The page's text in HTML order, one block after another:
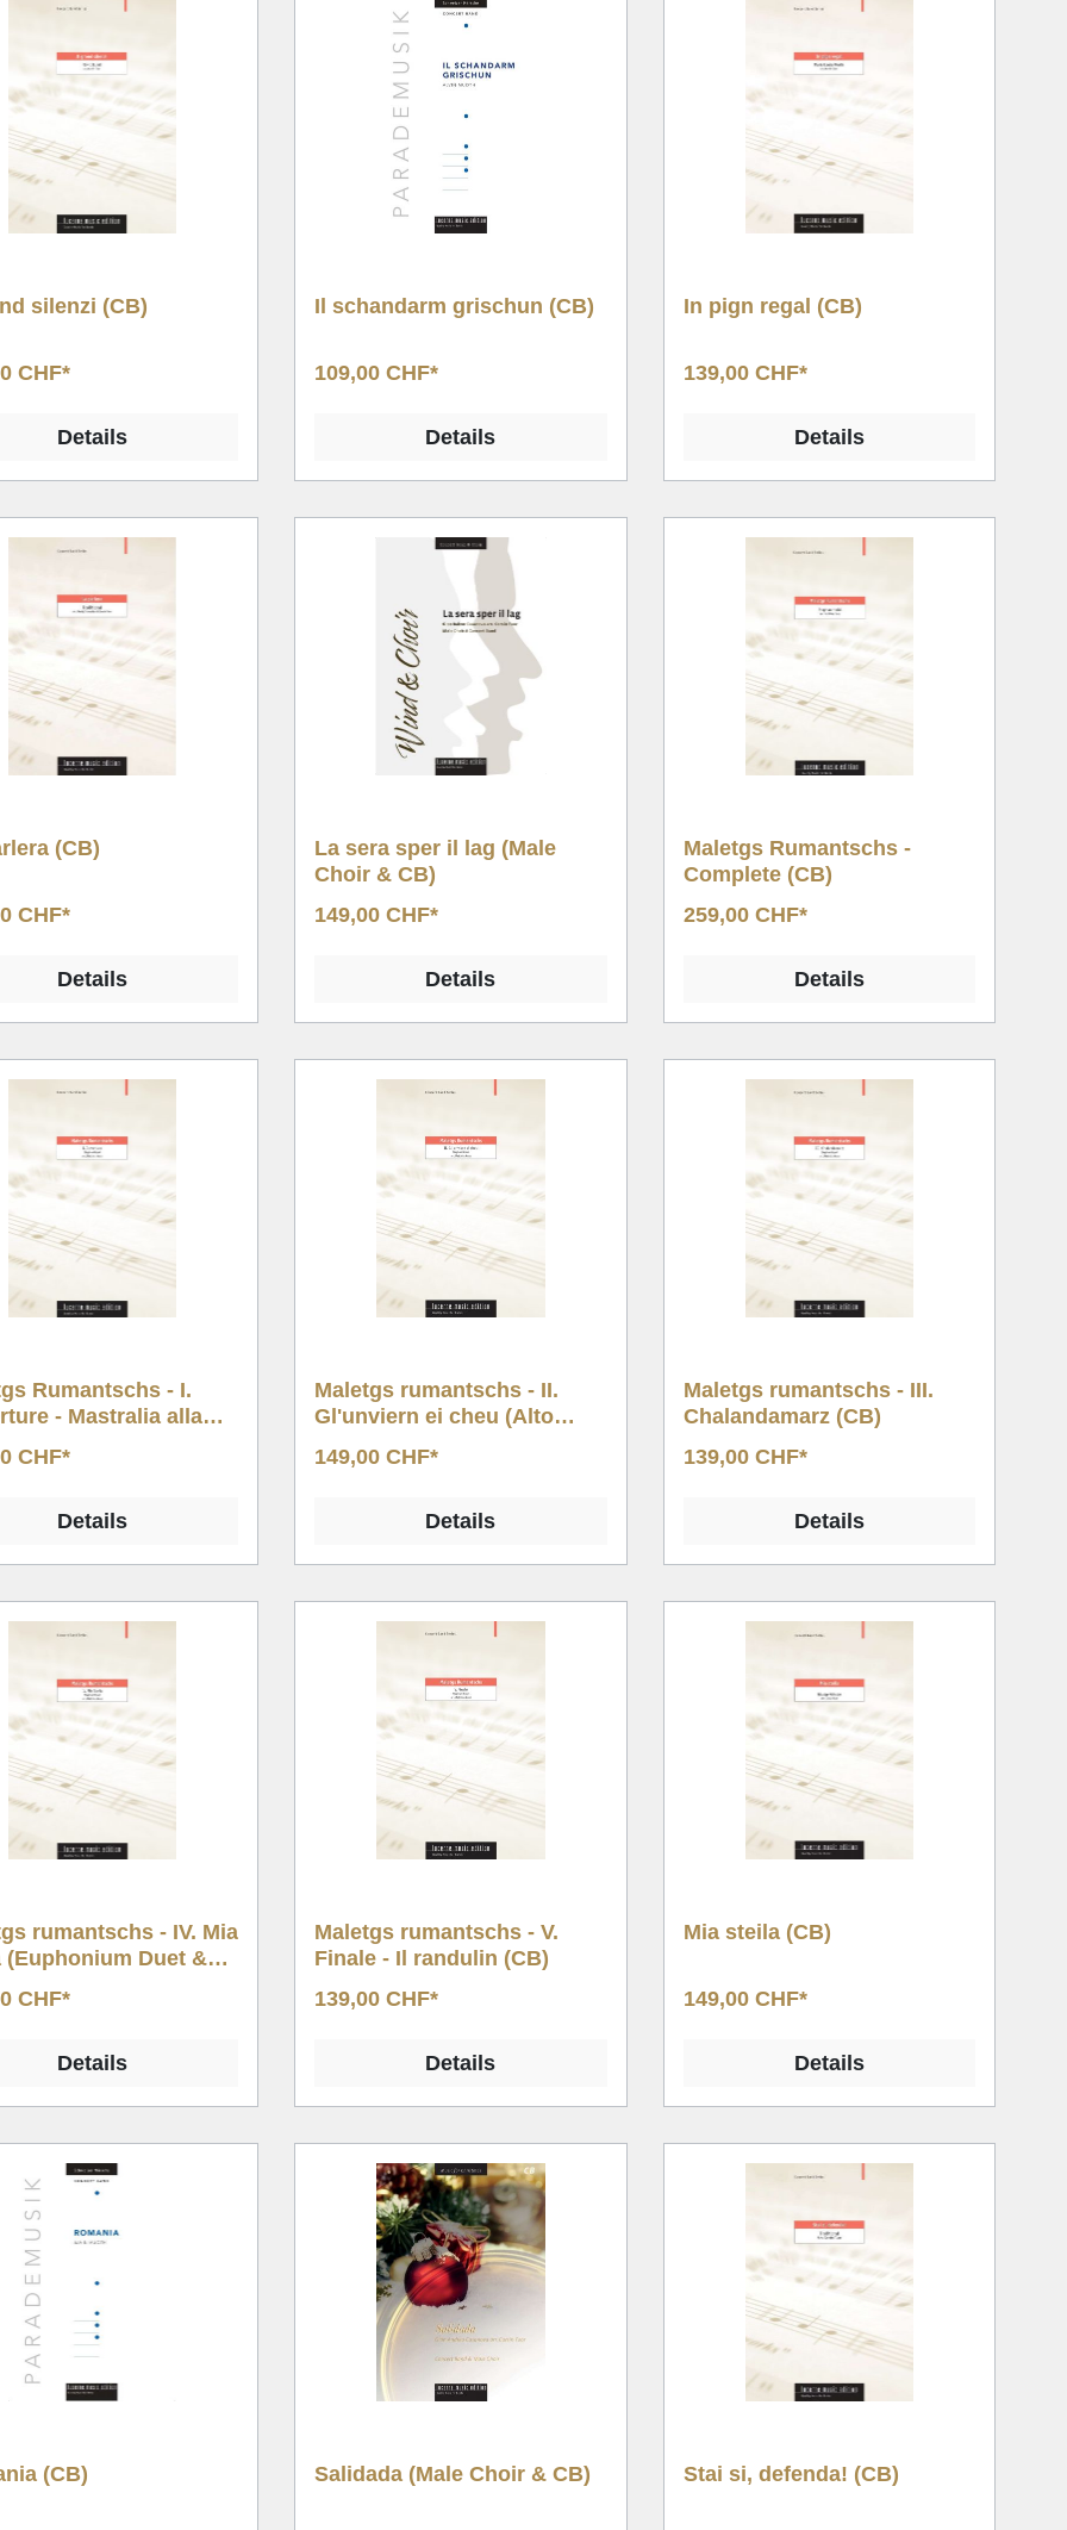
silenzi (CB)
CHF*
Details
Il schandarm grischun (CB)
109,00 CHF*
Details
In pign regal (CB)
139,00 CHF*
Details
(CB)
CHF*
Details
La sera sper il lag (Male
Choir & CB)
149,00 CHF*
Details
Maletgs Rumantschs -
Complete (CB)
259,00 CHF*
Details
Rumantschs - I.
- Mastralia alla
CHF*
Details
Maletgs rumantschs - II.
Gl'unviern ei cheu (Alto
149,00 CHF*
Details
Maletgs rumantschs - III.
Chalandamarz (CB)
139,00 CHF*
Details
rumantschs - IV. Mia
(Euphonium Duet &
CHF*
Details
Maletgs rumantschs - V.
Finale - Il randulin (CB)
139,00 CHF*
Details
Mia steila (CB)
149,00 CHF*
Details
(CB) Salidada (Male Choir & CB) Stai si, defenda! (CB)